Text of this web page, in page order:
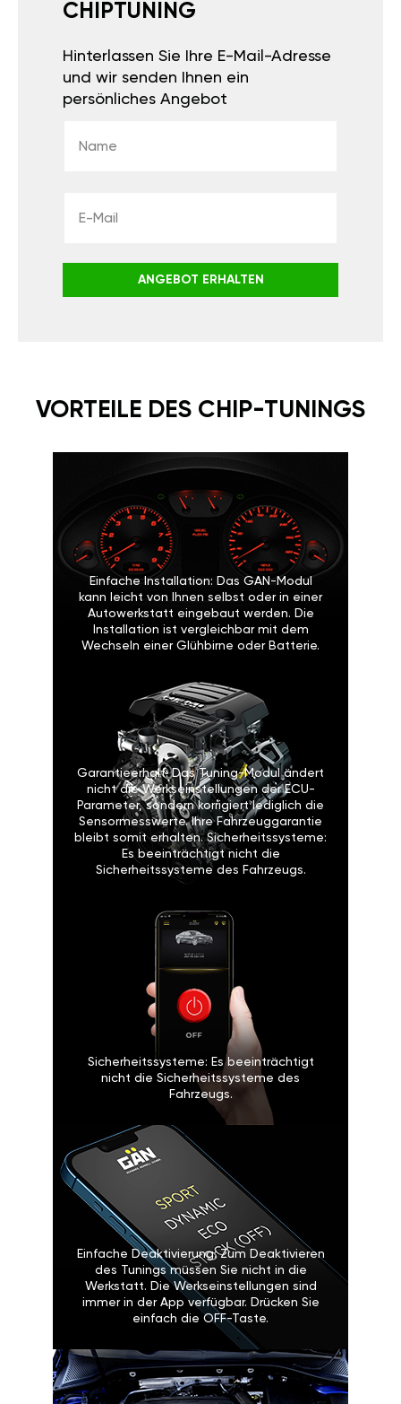
CHIPTUNING
Hinterlassen Sie Ihre E-Mail-Adresse
und wir senden Ihnen ein
persönliches Angebot
ANGEBOT ERHALTEN
VORTEILE DES CHIP-TUNINGS
Einfache Installation: Das GAN-Modul
kann leicht von Ihnen selbst oder in einer
Autowerkstatt eingebaut werden. Die
Installation ist vergleichbar mit dem
Wechseln einer Glühbirne oder Batterie.
Garantieerhalt: Das Tuning-Modul ändert
nicht die Werkseinstellungen der ECU-
Parameter, sondern korrigiert lediglich die
Sensormesswerte. Ihre Fahrzeuggarantie
bleibt somit erhalten. Sicherheitssysteme:
Es beeinträchtigt nicht die
Sicherheitssysteme des Fahrzeugs.
Sicherheitssysteme: Es beeinträchtigt
nicht die Sicherheitssysteme des
Fahrzeugs.
Einfache Deaktivierung: Zum Deaktivieren
des Tunings müssen Sie nicht in die
Werkstatt. Die Werkseinstellungen sind
immer in der App verfügbar. Drücken Sie
einfach die OFF-Taste.